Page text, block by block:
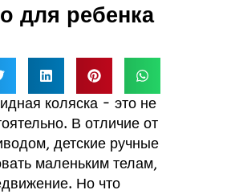
для ребенка
коляска - это не
В отличие от
детские ручные
маленьким телам,
Но что